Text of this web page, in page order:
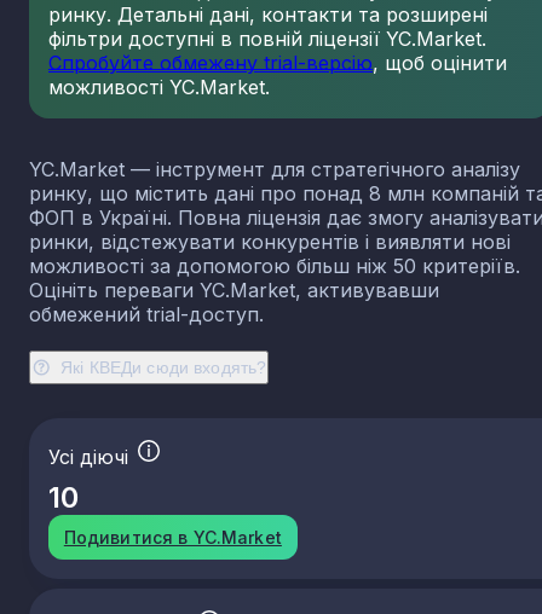
Які КВЕДи сюди входять?
ринку. Детальні дані, контакти та розширені
фільтри доступні в повній ліцензії YC.Market.
Спробуйте обмежену trial-версію, щоб оцінити
можливості YC.Market.
YC.Market — інструмент для стратегічного аналізу
ринку, що містить дані про понад 8 млн компаній
ФОП в Україні. Повна ліцензія дає змогу
ринки, відстежувати конкурентів і виявляти нові
можливості за допомогою більш ніж 50 критеріїв.
Оцініть переваги YC.Market, активувавши
обмежений trial-доступ.
Усі діючі
10
Подивитися в YC.Market